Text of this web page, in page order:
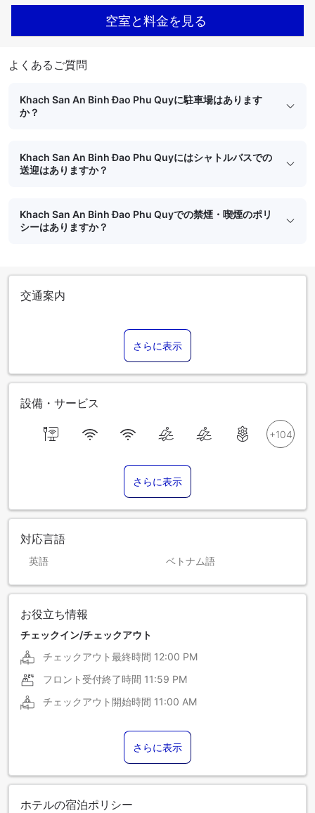
空室と料金を見る
よくあるご質問
Khach San An Binh Đao Phu Quyに駐車場はあります
か？
Khach San An Binh Đao Phu Quyにはシャトルバスでの
送迎はありますか？
Khach San An Binh Đao Phu Quyでの禁煙・喫煙のポリ
シーはありますか？
交通案内
さらに表示
設備・サービス
さらに表示
対応言語
英語 ベトナム語
お役立ち情報
チェックイン/チェックアウト
チェックアウト最終時間 12:00 PM
フロント受付終了時間 11:59 PM
チェックアウト開始時間 11:00 AM
さらに表示
ホテルの宿泊ポリシー